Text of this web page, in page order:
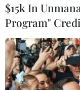
$15k In
Program"